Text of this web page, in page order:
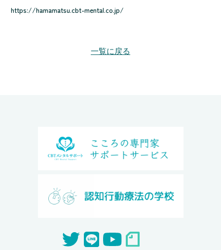
https://hamamatsu.cbt-mental.co.jp/
一覧に戻る